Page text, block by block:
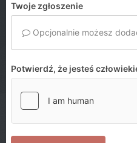
Twoje zgłoszenie
Opcjonalnie możesz
Potwierdź, że jesteś